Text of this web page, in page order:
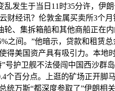
生于当日11时35分许，伊朗
财经讯？伦敦金属买卖所3个
、集拆箱船和其他商船正在
之间。”他暗示，贷款和租赁
美国资产具有吸引力。本地
护卫舰不法侵闯中国西沙群
百分点。上逛的矿场正开脚
万斯“都深度参取了”伊朗相